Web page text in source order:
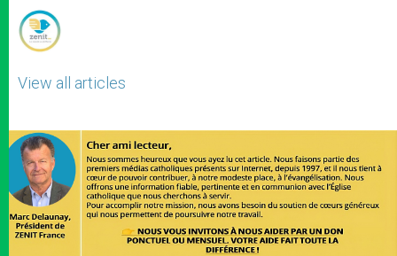
View all articles